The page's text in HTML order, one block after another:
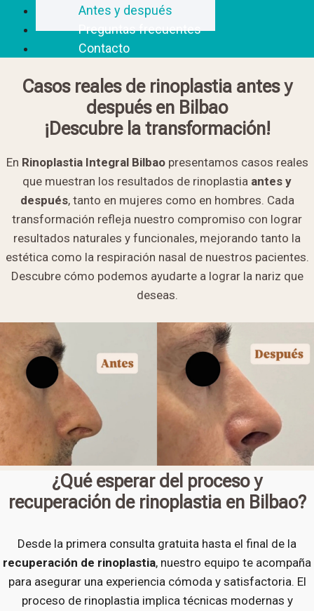
Antes y después
Preguntas frecuentes
Contacto
Casos reales de rinoplastia antes y
después en Bilbao
¡Descubre la transformación!
En Rinoplastia Integral Bilbaopresentamos casos reales
que muestran los resultados de rinoplastia antes y
después, tanto en mujeres como en hombres. Cada
transformación refleja nuestro compromiso con lograr
resultados naturales y funcionales, mejorando tanto la
estética como la respiración nasal de nuestros pacientes.
Descubre cómo podemos ayudarte a lograr la nariz que
deseas.
¿Qué esperar del proceso y
recuperación de rinoplastia en Bilbao?
Desde la primera consulta gratuita hasta el final de la
recuperación de rinoplastia, nuestro equipo te acompaña
para asegurar una experiencia cómoda y satisfactoria. El
proceso de rinoplastia implica técnicas modernas y